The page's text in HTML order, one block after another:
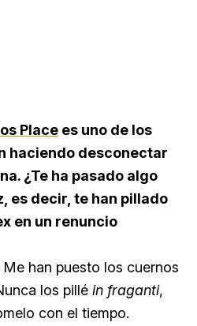
Place es uno de los
haciendo desconectar
¿Te ha pasado algo
es decir, te han pillado
en un renuncio
han puesto los cuernos
los pillé in fraganti,
con el tiempo.